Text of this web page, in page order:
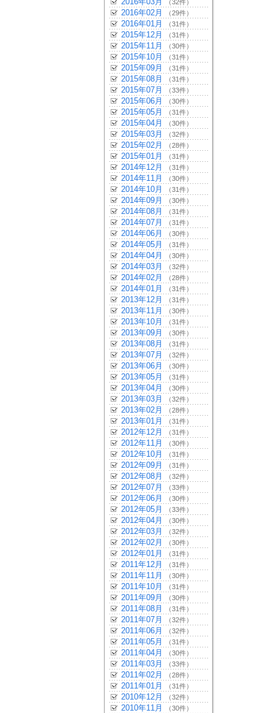
（32件）
2016年02月 （29件）
2016年01月 （31件）
2015年12月 （31件）
2015年11月 （30件）
2015年10月 （31件）
2015年09月 （31件）
2015年08月 （31件）
2015年07月 （33件）
2015年06月 （30件）
2015年05月 （31件）
2015年04月 （30件）
2015年03月 （32件）
2015年02月 （28件）
2015年01月 （31件）
2014年12月 （31件）
2014年11月 （30件）
2014年10月 （31件）
2014年09月 （30件）
2014年08月 （31件）
2014年07月 （31件）
2014年06月 （30件）
2014年05月 （31件）
2014年04月 （30件）
2014年03月 （32件）
2014年02月 （28件）
2014年01月 （31件）
2013年12月 （31件）
2013年11月 （30件）
2013年10月 （31件）
2013年09月 （30件）
2013年08月 （31件）
2013年07月 （32件）
2013年06月 （30件）
2013年05月 （31件）
2013年04月 （30件）
2013年03月 （32件）
2013年02月 （28件）
2013年01月 （31件）
2012年12月 （31件）
2012年11月 （30件）
2012年10月 （31件）
2012年09月 （31件）
2012年08月 （32件）
2012年07月 （33件）
2012年06月 （30件）
2012年05月 （33件）
2012年04月 （30件）
2012年03月 （32件）
2012年02月 （30件）
2012年01月 （31件）
2011年12月 （31件）
2011年11月 （30件）
2011年10月 （31件）
2011年09月 （30件）
2011年08月 （31件）
2011年07月 （32件）
2011年06月 （32件）
2011年05月 （31件）
2011年04月 （30件）
2011年03月 （33件）
2011年02月 （28件）
2011年01月 （31件）
2010年12月 （32件）
2010年11月 （30件）